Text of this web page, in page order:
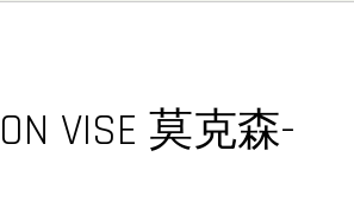
VISE 莫克森-